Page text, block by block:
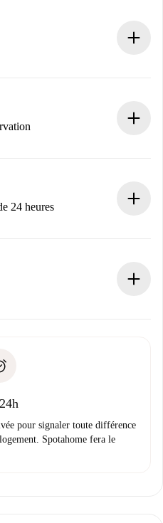
toutes les informations
tant que le propriétaire
24 heures
et nous vous proposerons
n'est signalé.
pour signaler toute différence
Spotahome fera le